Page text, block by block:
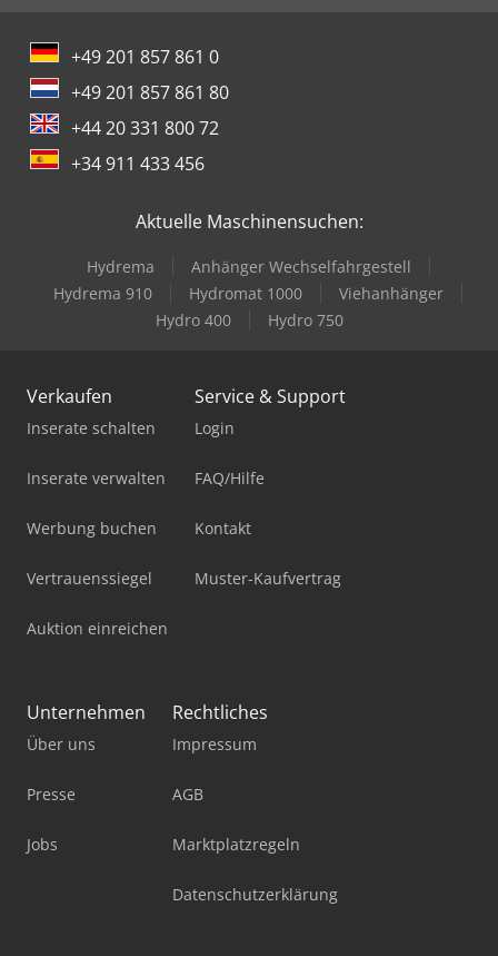
+49 201 857 861 0
+49 201 857 861 80
+44 20 331 800 72
+34 911 433 456
Aktuelle Maschinensuchen:
Hydrema
Anhänger Wechselfahrgestell
Hydrema 910
Hydromat 1000
Viehanhänger
Hydro 400
Hydro 750
Verkaufen
Inserate schalten
Inserate verwalten
Werbung buchen
Vertrauenssiegel
Auktion einreichen
Service & Support
Login
FAQ/Hilfe
Kontakt
Muster-Kaufvertrag
Unternehmen
Über uns
Presse
Jobs
Rechtliches
Impressum
AGB
Marktplatzregeln
Datenschutzerklärung